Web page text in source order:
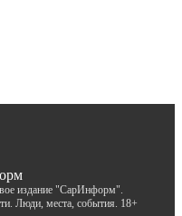
издание "СарИнформ".
Люди, места, события. 18+